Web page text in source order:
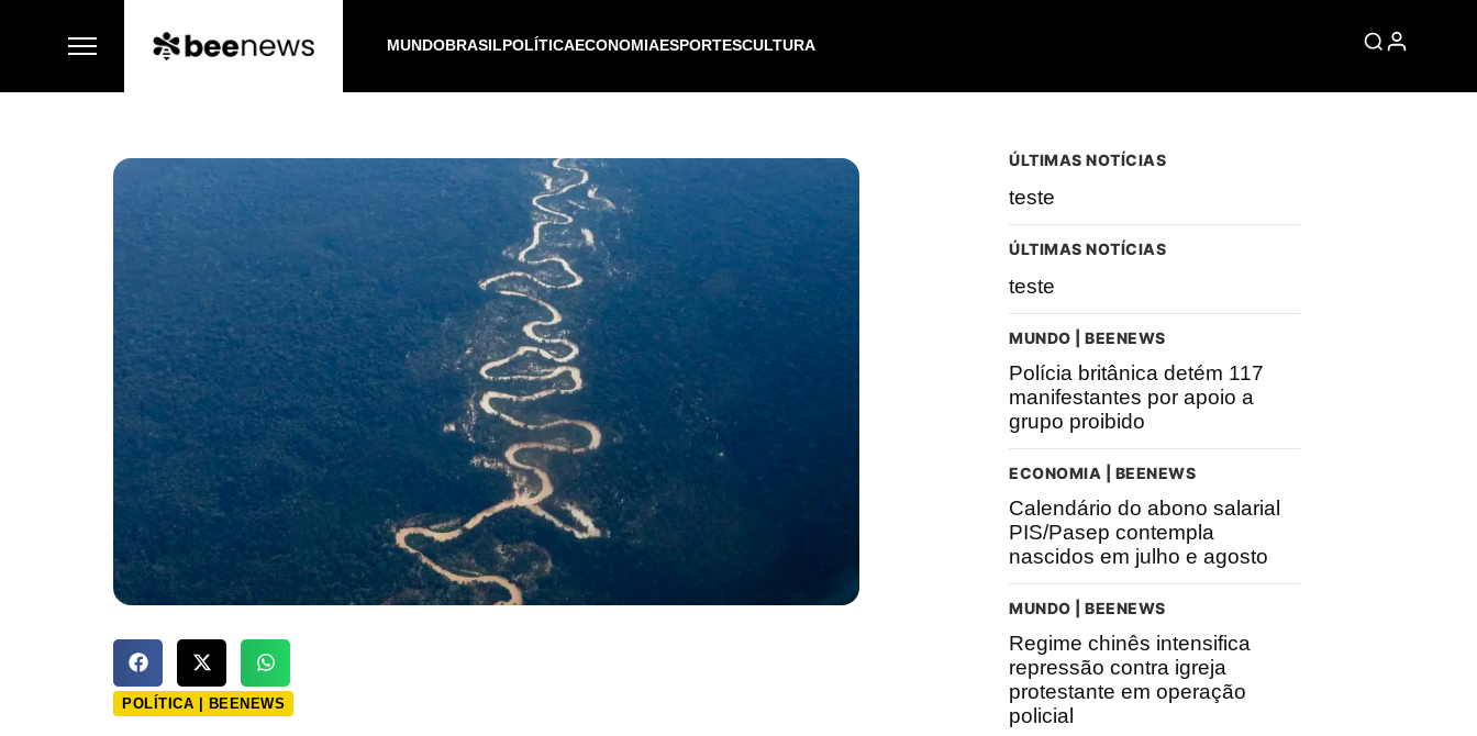
MUNDOBRASILPOLÍTICAECONOMIAESPORTESCULTURA
POLÍTICA | BEENEWS
ÚLTIMAS NOTÍCIAS
teste
ÚLTIMAS NOTÍCIAS
teste
MUNDO | BEENEWS
Polícia britânica detém 117
manifestantes por apoio a
grupo proibido
ECONOMIA | BEENEWS
Calendário do abono salarial
PIS/Pasep contempla
nascidos em julho e agosto
MUNDO | BEENEWS
Regime chinês intensifica
repressão contra igreja
protestante em operação
policial